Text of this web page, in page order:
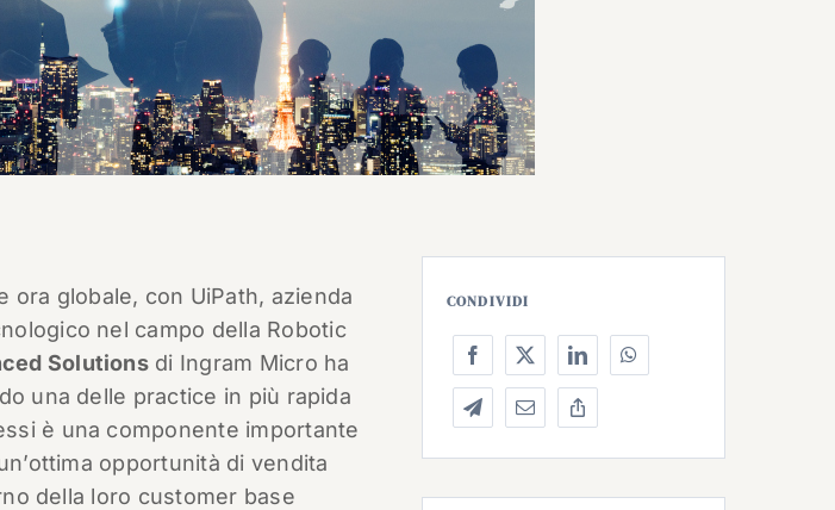
globale, con UiPath, azienda
nel campo della Robotic
Solutionsdi Ingram Micro ha
una delle practice in più rapida
è una componente importante
opportunità di vendita
della loro customer base
CONDIVIDI